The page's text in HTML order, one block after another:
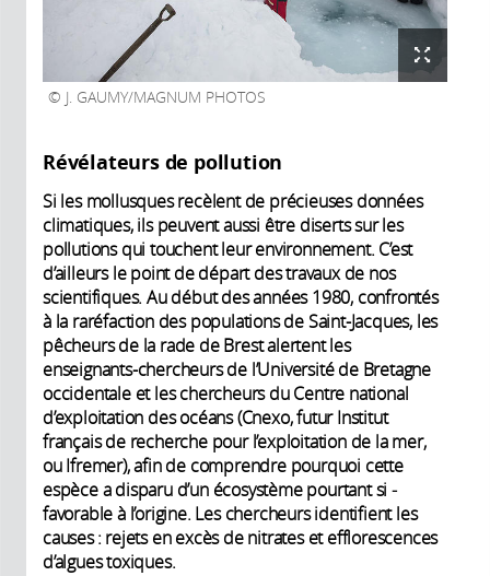
J. GAUMY/MAGNUM PHOTOS
Révélateurs de pollution
Si les mollusques recèlent de précieuses données
climatiques, ils peuvent aussi être diserts sur les
pollutions qui touchent leur environnement. C’est
d’ailleurs le point de départ des travaux de nos
scientifiques. Au début des années 1980, confrontés
à la raréfaction des populations de Saint-Jacques, les
pêcheurs de la rade de Brest alertent les
enseignants-chercheurs de ­l’Université de Bretagne
occidentale et les chercheurs du Centre national
d’exploitation des océans (Cnexo, futur Institut
français de recherche pour l’exploitation de la mer,
ou Ifremer), afin de comprendre pourquoi cette
espèce a disparu d’un écosystème pourtant si ­
favorable à l’origine. Les chercheurs identifient les
causes : rejets en excès de nitrates et efflorescences
d’algues toxiques.